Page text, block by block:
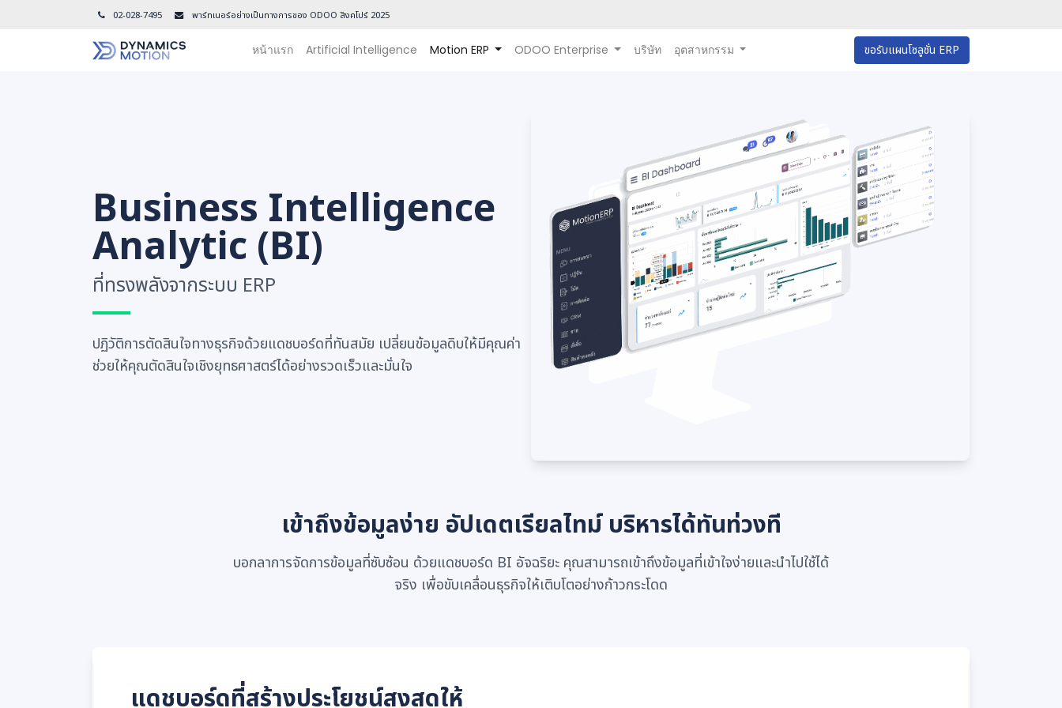
02-028-7495 พาร์ทเนอร์อย่างเป็นทางการของ ODOO สิงคโปร์ 2025
หน้าแรก Artificial Intelligence Motion ERP ODOO Enterprise บริษัท อุตสาหกรรม ขอรับแผนโซลูชั่น ERP
Business Intelligence
Analytic (BI)
ที่ทรงพลังจากระบบ ERP
ปฏิวัติการตัดสินใจทางธุรกิจด้วยแดชบอร์ดที่ทันสมัย เปลี่ยนข้อมูลดิบให้มีคุณค่า
ช่วยให้คุณตัดสินใจเชิงยุทธศาสตร์ได้อย่างรวดเร็วและมั่นใจ
เข้าถึงข้อมูลง่าย อัปเดตเรียลไทม์ บริหารได้ทันท่วงที
บอกลาการจัดการข้อมูลที่ซับซ้อน ด้วยแดชบอร์ด BI อัจฉริยะ คุณสามารถเข้าถึงข้อมูลที่เข้าใจง่ายและนำไปใช้ได้
จริง เพื่อขับเคลื่อนธุรกิจให้เติบโตอย่างก้าวกระโดด
แดชบอร์ดที่สร้างประโยชน์สูงสุดให้